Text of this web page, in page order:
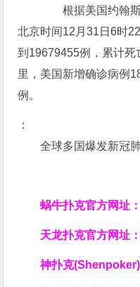
根据美国约翰斯
北京时间12月31日6时
到19679455例，累计
里，美国新增确诊病例
例。
：
全球多国爆发新冠
蜗牛扑克官方网址
天龙扑克官方网址
神扑克(Shenpoker)